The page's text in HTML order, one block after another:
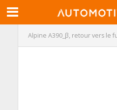
Alpine A390_β, retour vers le